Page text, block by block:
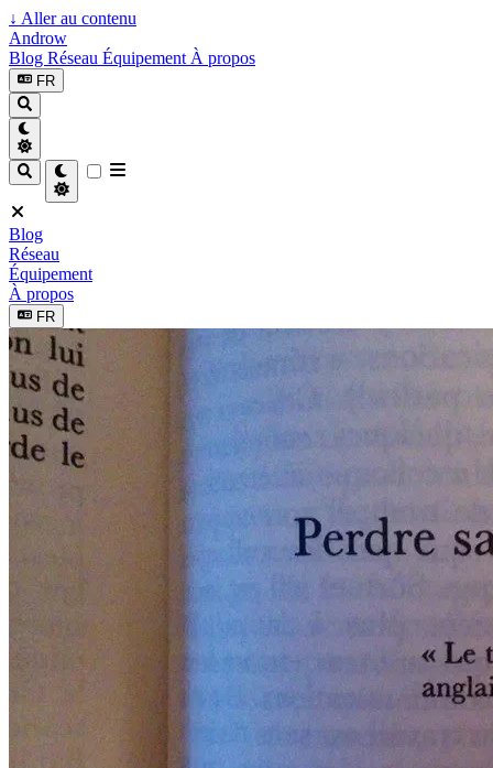
↓ Aller au contenu
Androw
Blog Réseau Équipement À propos
FR
Blog
Réseau
Équipement
À propos
FR